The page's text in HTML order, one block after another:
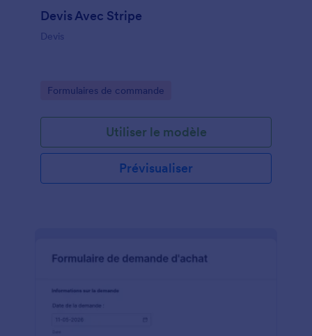
Devis Avec Stripe
Devis
Go to Category:
Formulaires de commande
Utiliser le modèle
Prévisualiser